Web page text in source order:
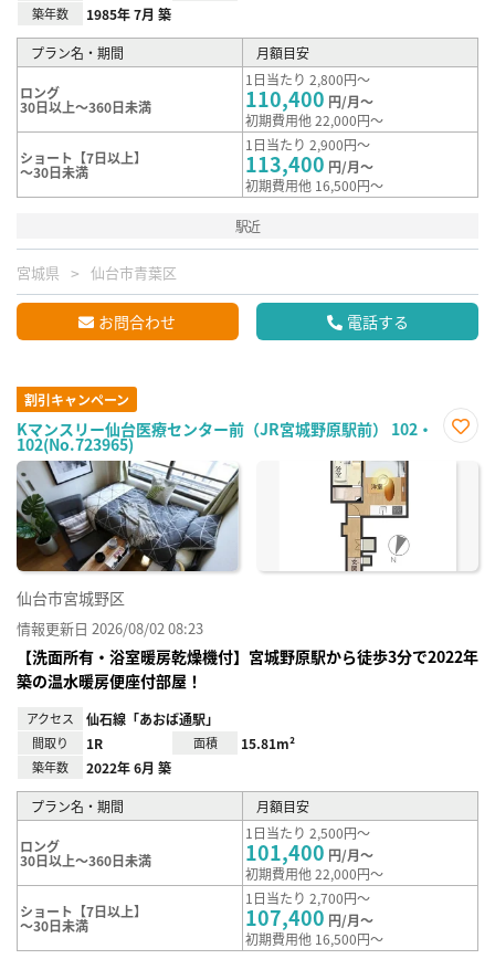
築年数 1985年 7月 築
プラン名・期間 月額目安
ロング
30日以上～360日未満
1日当たり 2,800円～
110,400 円/月～
初期費用他 22,000円～
ショート【7日以上】
～30日未満
1日当たり 2,900円～
113,400 円/月～
初期費用他 16,500円～
駅近
宮城県 仙台市青葉区
お問合わせ 電話する
割引キャンペーン
Kマンスリー仙台医療センター前（JR宮城野原駅前） 102・
102(No.723965)
に入
仙台市宮城野区
情報更新日 2026/08/02 08:23
【洗面所有・浴室暖房乾燥機付】宮城野原駅から徒歩3分で2022年
築の温水暖房便座付部屋！
アクセス 仙石線「あおば通駅」
間取り 1R 面積 15.81m²
築年数 2022年 6月 築
プラン名・期間 月額目安
ロング
30日以上～360日未満
1日当たり 2,500円～
101,400 円/月～
初期費用他 22,000円～
ショート【7日以上】
～30日未満
1日当たり 2,700円～
107,400 円/月～
初期費用他 16,500円～